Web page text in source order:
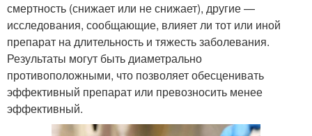
смертность (снижает или не снижает), другие —
исследования, сообщающие, влияет ли тот или иной
препарат на длительность и тяжесть заболевания.
Результаты могут быть диаметрально
противоположными, что позволяет обесценивать
эффективный препарат или превозносить менее
эффективный.